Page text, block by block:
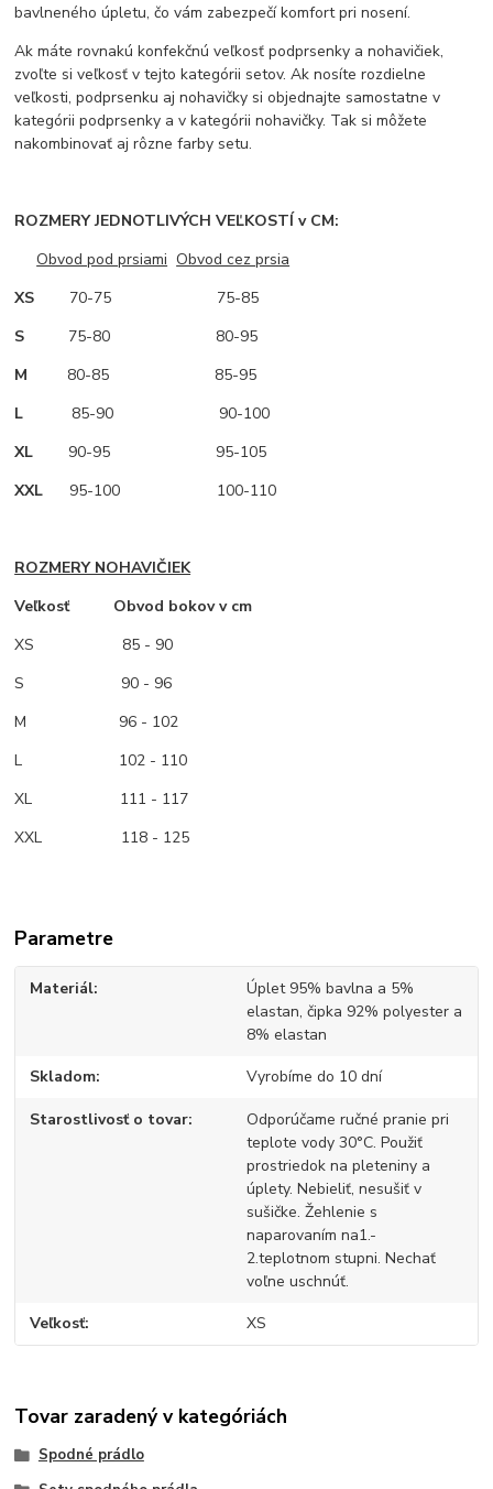
bavlneného úpletu, čo vám zabezpečí komfort pri nosení.
Ak máte rovnakú konfekčnú veľkosť podprsenky a nohavičiek,
zvoľte si veľkosť v tejto kategórii setov. Ak nosíte rozdielne
veľkosti, podprsenku aj nohavičky si objednajte samostatne v
kategórii podprsenky a v kategórii nohavičky. Tak si môžete
nakombinovať aj rôzne farby setu.
ROZMERY JEDNOTLIVÝCH VEĽKOSTÍ v CM:
Obvod pod prsiami Obvod cez prsia
XS 70-75 75-85
S 75-80 80-95
M 80-85 85-95
L 85-90 90-100
XL 90-95 95-105
XXL 95-100 100-110
ROZMERY NOHAVIČIEK
Veľkosť Obvod bokov v cm
XS
85 - 90
S 90 - 96
M
96 - 102
L 102 - 110
XL 111 - 117
XXL 118 - 125
Parametre
Materiál
Úplet 95% bavlna a 5%
elastan, čipka 92% polyester a
8% elastan
Skladom Vyrobíme do 10 dní
Starostlivosť o tovar
Odporúčame ručné pranie pri
teplote vody 30°C. Použiť
prostriedok na pleteniny a
úplety. Nebieliť, nesušiť v
sušičke. Žehlenie s
naparovaním na1.-
2.teplotnom stupni. Nechať
voľne uschnúť.
Veľkosť XS
Tovar zaradený v kategóriách
Spodné prádlo